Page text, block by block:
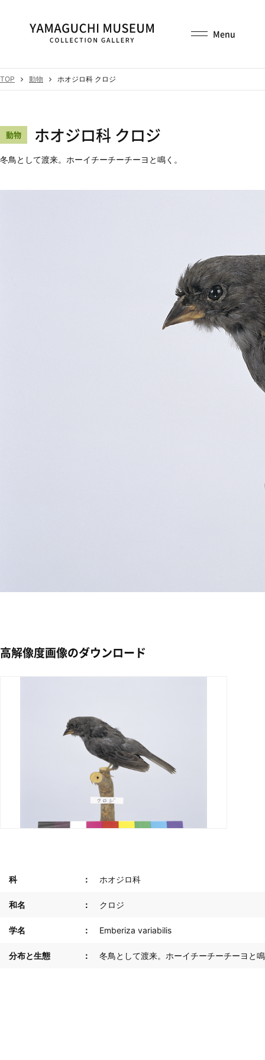
TOP 動物 ホオジロ科 クロジ
動物 ホオジロ科 クロジ
冬鳥として渡来。ホーイチーチーチーヨと鳴く。
高解像度画像のダウンロード
科 ホオジロ科
和名 クロジ
学名 Emberiza variabilis
分布と生態 冬鳥として渡来。ホーイチーチーチーヨと